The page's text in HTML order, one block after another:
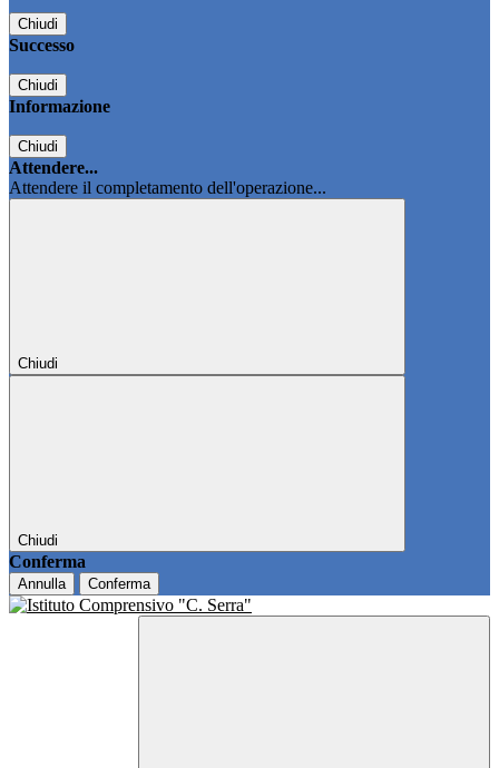
Chiudi
Successo
Chiudi
Informazione
Chiudi
Attendere...
Attendere il completamento dell'operazione...
Chiudi
Chiudi
Conferma
Annulla Conferma